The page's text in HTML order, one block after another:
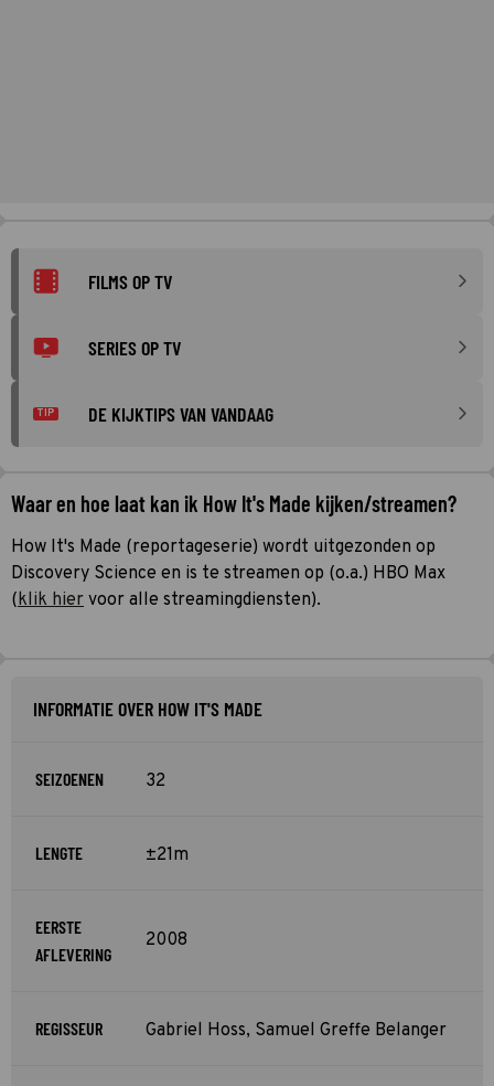
FILMS OP TV
SERIES OP TV
TIP DE KIJKTIPS VAN VANDAAG
Waar en hoe laat kan ik How It's Made kijken/streamen?
How It's Made (reportageserie) wordt uitgezonden op
Discovery Science en is te streamen op (o.a.) HBO Max
(klik hier voor alle streamingdiensten).
INFORMATIE OVER HOW IT'S MADE
SEIZOENEN 32
LENGTE ±21m
EERSTE
AFLEVERING
2008
REGISSEUR Gabriel Hoss, Samuel Greffe Belanger